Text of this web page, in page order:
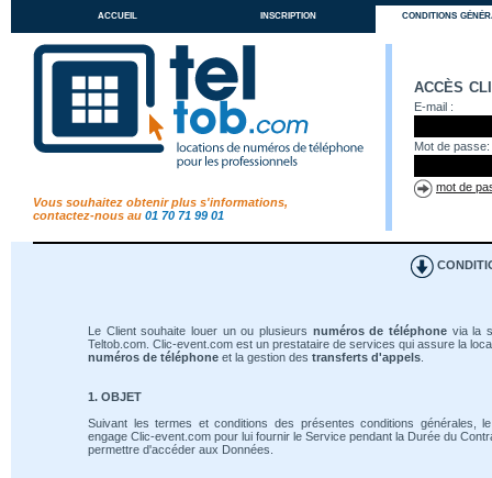
accueil inscription conditions
Vous souhaitez obtenir plus s'informations,
contactez-nous au 01 70 71 99 01
accès
E-mail :
Mot de passe:
mot de
Le Client souhaite louer un ou plusieurs numéros de téléphone via la
Teltob.com. Clic-event.com est un prestataire de services qui assure la
numéros de téléphone et la gestion des transferts d'appels
1. OBJET
Suivant les termes et conditions des présentes conditions générales,
engage Clic-event.com pour lui fournir le Service pendant la Durée du
permettre d'accéder aux Données.